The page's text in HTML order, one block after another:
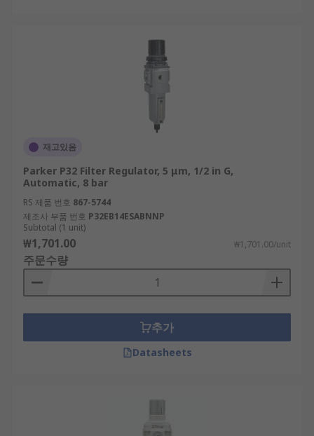
재고있음
Parker P32 Filter Regulator, 5 μm, 1/2 in G,
Automatic, 8 bar
RS 제품 번호 867-5744
제조사 부품 번호 P32EB14ESABNNP
Subtotal (1 unit)
₩1,701.00 ₩1,701.00/unit
주문수량
추가
Datasheets